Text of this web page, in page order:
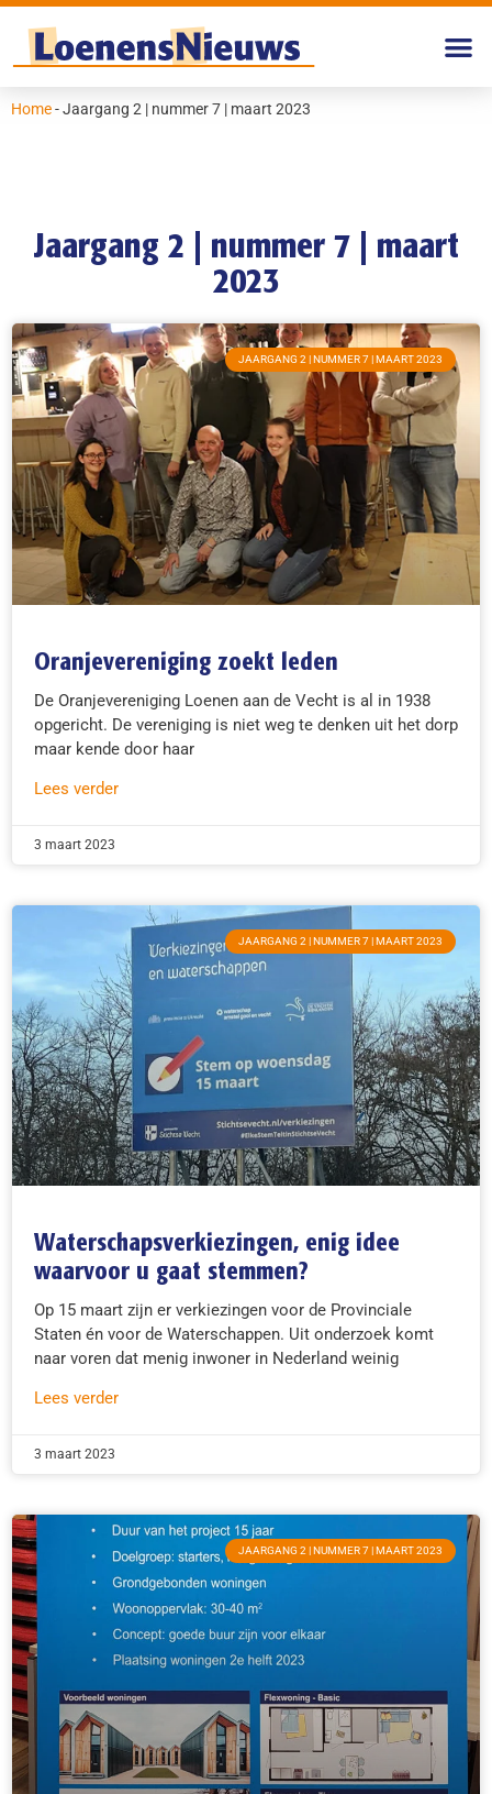
Home-Jaargang 2 | nummer 7 | maart 2023
Jaargang 2 | nummer 7 | maart
2023
JAARGANG 2 | NUMMER 7 | MAART 2023
Oranjevereniging zoekt leden
De Oranjevereniging Loenen aan de Vecht is al in 1938
opgericht. De vereniging is niet weg te denken uit het dorp
maar kende door haar
Lees verder
3 maart 2023
JAARGANG 2 | NUMMER 7 | MAART 2023
Waterschapsverkiezingen, enig idee
waarvoor u gaat stemmen?
Op 15 maart zijn er verkiezingen voor de Provinciale
Staten én voor de Waterschappen. Uit onderzoek komt
naar voren dat menig inwoner in Nederland weinig
Lees verder
3 maart 2023
JAARGANG 2 | NUMMER 7 | MAART 2023